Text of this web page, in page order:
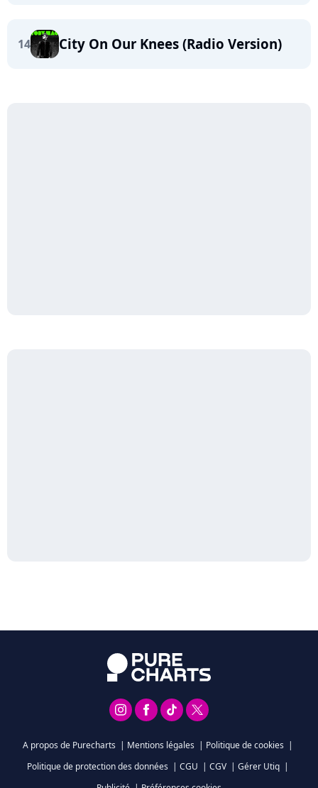
14 City On Our Knees (Radio Version)
A propos de Purecharts | Mentions légales | Politique de cookies |
Politique de protection des données | CGU | CGV | Gérer Utiq |